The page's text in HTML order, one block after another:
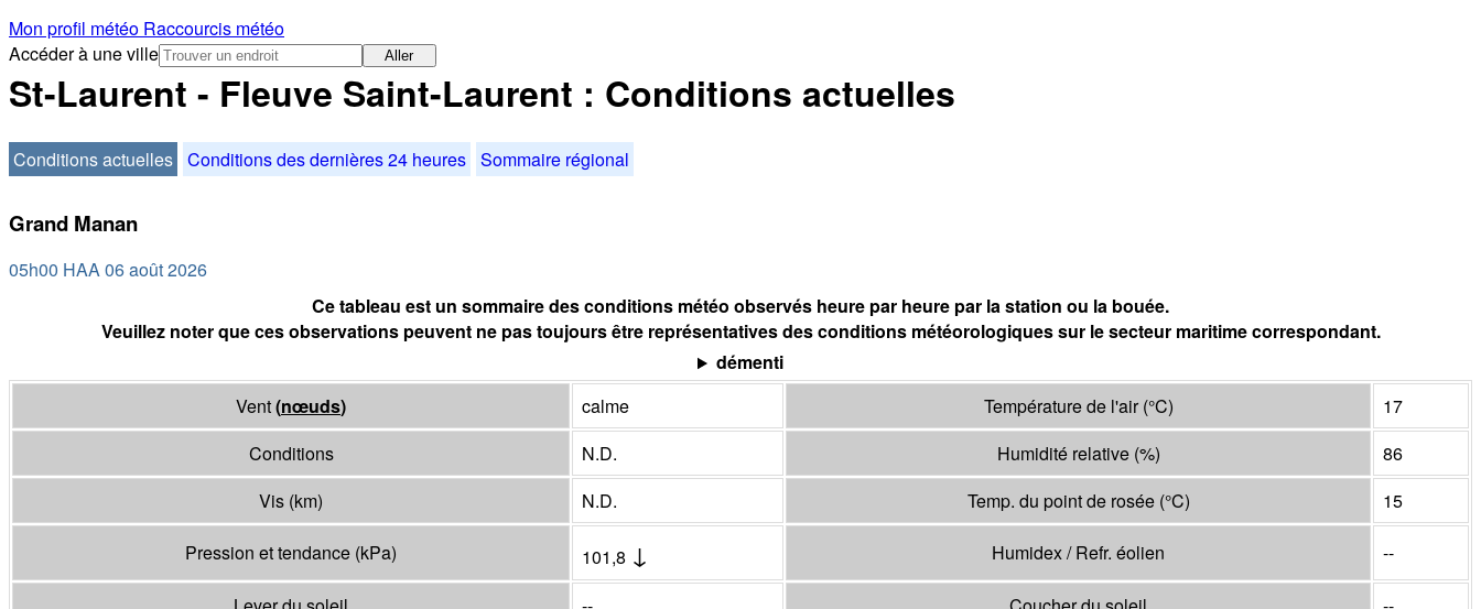
Mon profil météo Raccourcis météo
Accéder à une ville
Aller
St-Laurent - Fleuve Saint-Laurent : Conditions actuelles
Conditions actuelles Conditions des dernières 24 heures Sommaire régional
Grand Manan
05h00 HAA 06 août 2026
Ce tableau est un sommaire des conditions météo observés heure par heure par la station ou la bouée.
Veuillez noter que ces observations peuvent ne pas toujours être représentatives des conditions météorologiques sur le secteur maritime correspondant.
démenti
Vent(nœuds) calme Température de l'air(°C)
17
Conditions
N.D. Humidité relative (%)
86
Vis (km) N.D. Temp. du point de rosée (°C) 15
Pression et tendance (kPa) 101,8 ↓ Humidex / Refr. éolien --